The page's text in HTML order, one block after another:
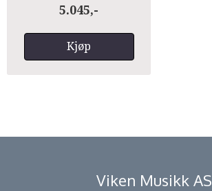
5.045,-
Kjøp
Viken Musikk AS